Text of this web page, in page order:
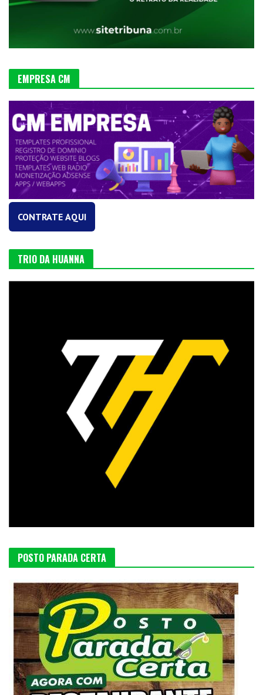
EMPRESA CM
CONTRATE AQUI
TRIO DA HUANNA
POSTO PARADA CERTA